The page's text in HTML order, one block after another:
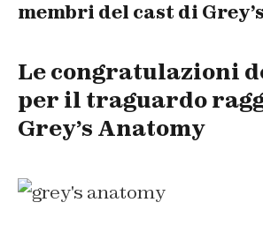
membri del cast di
Le congratulazioni
per il traguardo
Grey’s Anatomy